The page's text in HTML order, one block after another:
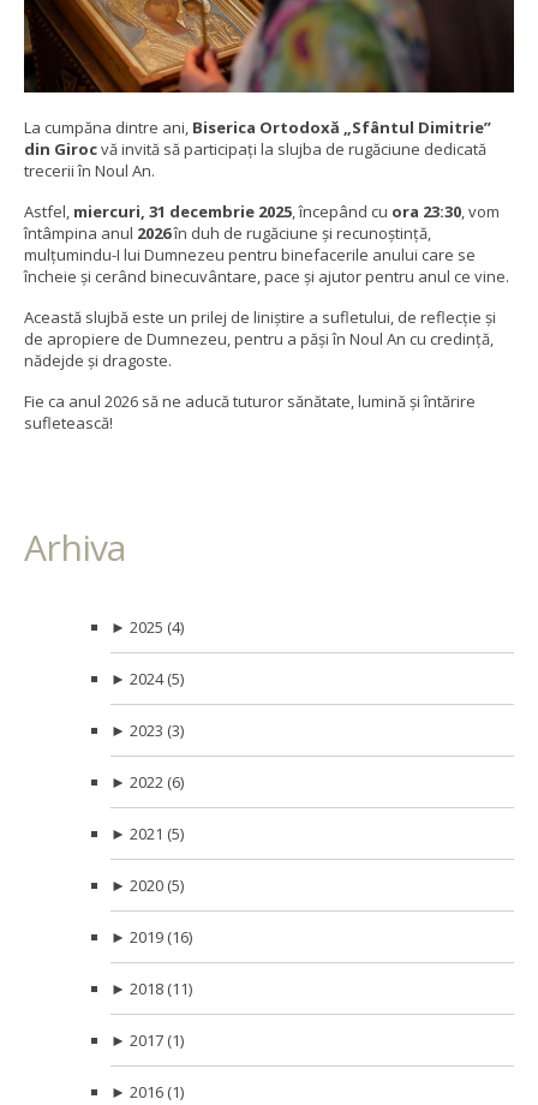
La cumpăna dintre ani, Biserica Ortodoxă „Sfântul Dimitrie”
din Girocvă invită să participați la slujba de rugăciune dedicată
trecerii în Noul An.
Astfel, miercuri, 31 decembrie 2025, începând cu ora 23:30, vom
întâmpina anul 2026în duh de rugăciune și recunoștință,
mulțumindu-I lui Dumnezeu pentru binefacerile anului care se
încheie și cerând binecuvântare, pace și ajutor pentru anul ce vine.
Această slujbă este un prilej de liniștire a sufletului, de reflecție și
de apropiere de Dumnezeu, pentru a păși în Noul An cu credință,
nădejde și dragoste.
Fie ca anul 2026 să ne aducă tuturor sănătate, lumină și întărire
sufletească!
Arhiva
► 2025 (4)
► 2024(5)
► 2023 (3)
► 2022 (6)
► 2021 (5)
► 2020 (5)
► 2019 (16)
► 2018 (11)
► 2017 (1)
► 2016 (1)